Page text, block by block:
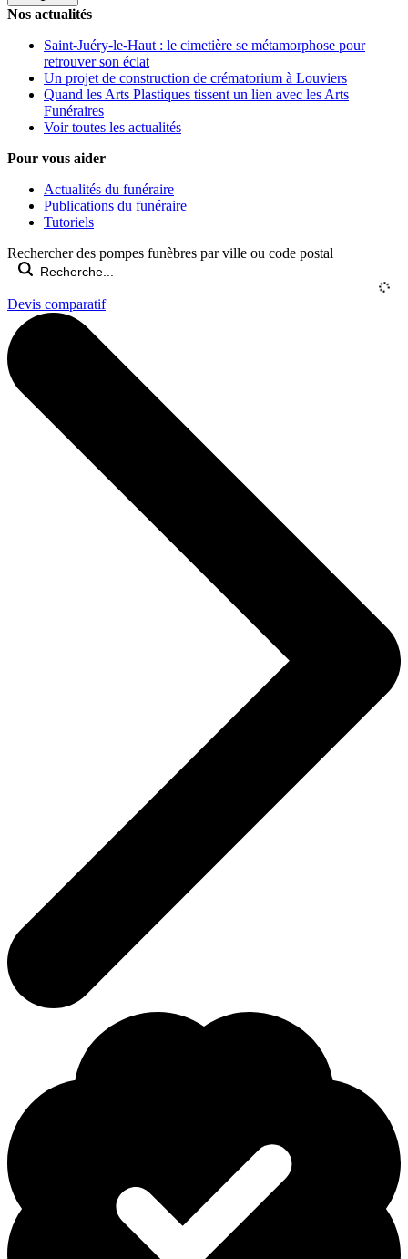
Nos actualités
Saint-Juéry-le-Haut : le cimetière se métamorphose pour
retrouver son éclat
Un projet de construction de crématorium à Louviers
Quand les Arts Plastiques tissent un lien avec les Arts
Funéraires
Voir toutes les actualités
Pour vous aider
Actualités du funéraire
Publications du funéraire
Tutoriels
Rechercher des pompes funèbres par ville ou code postal
Devis comparatif